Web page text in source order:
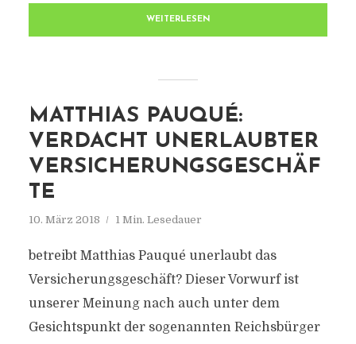
WEITERLESEN
MATTHIAS PAUQUÉ:
VERDACHT UNERLAUBTER
VERSICHERUNGSGESCHÄF
TE
10. März 2018 1 Min. Lesedauer
betreibt Matthias Pauqué unerlaubt das
Versicherungsgeschäft? Dieser Vorwurf ist
unserer Meinung nach auch unter dem
Gesichtspunkt der sogenannten Reichsbürger